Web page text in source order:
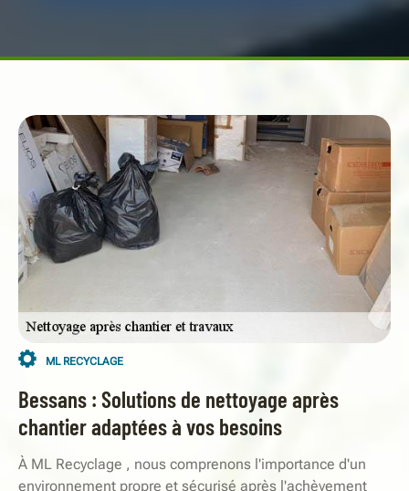
ML RECYCLAGE
Bessans : Solutions de nettoyage après
chantier adaptées à vos besoins
À ML Recyclage , nous comprenons l'importance d'un
environnement propre et sécurisé après l'achèvement